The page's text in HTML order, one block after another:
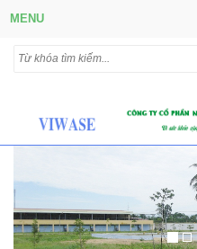
MENU